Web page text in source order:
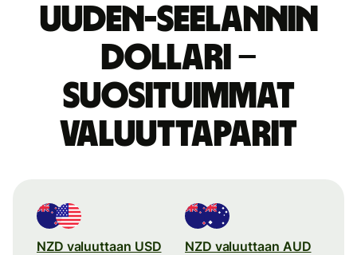
Uuden-Seelannin
dollari –
suosituimmat
valuuttaparit
NZD valuuttaan USD NZD valuuttaan AUD